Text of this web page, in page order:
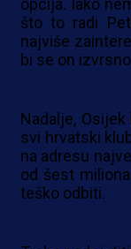
opcija. Iako
što to radi
najviše
bi se on
Nadalje,
svi hrvatski
na adresu
od šest
teško odbiti.